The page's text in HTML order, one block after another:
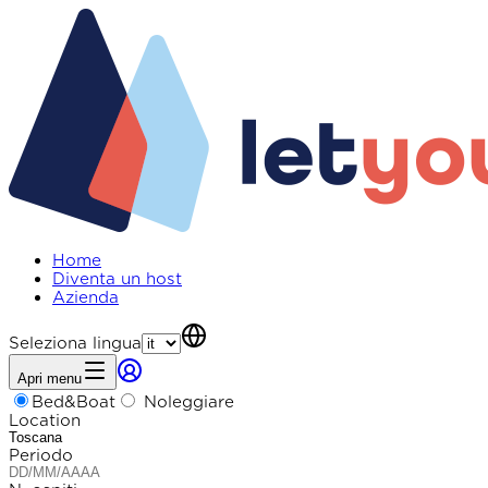
Home
Diventa un host
Azienda
Seleziona lingua
Apri menu
Bed&Boat
Noleggiare
Location
Periodo